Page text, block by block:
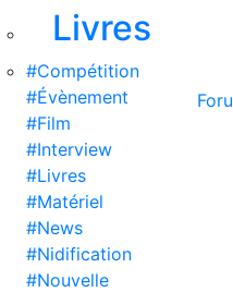
Livres
#Compétition
#Évènement
#Film
#Interview
#Livres
#Matériel
#News
#Nidification
#Nouvelle